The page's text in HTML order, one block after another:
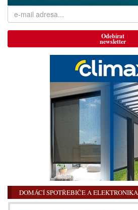
Odebírat
newsletter
DOMÁCÍ SPOTŘEBIČE A ELEKTRONIKA